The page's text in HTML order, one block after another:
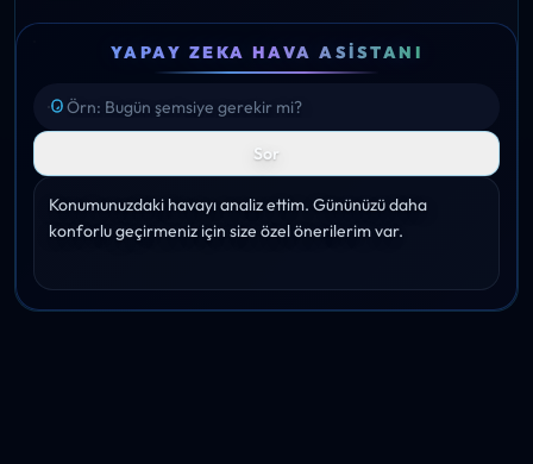
YAPAY ZEKA HAVA ASISTANI
Sor
Konumunuzdaki havayı analiz ettim. Gününüzü daha
konforlu geçirmeniz için size özel önerilerim var.